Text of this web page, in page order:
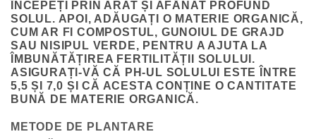
ÎNCEPEȚI PRIN ARAT ȘI AFÂNAT PROFUND
SOLUL. APOI, ADĂUGAȚI O MATERIE ORGANICĂ,
CUM AR FI COMPOSTUL, GUNOIUL DE GRAJD
SAU NISIPUL VERDE, PENTRU A AJUTA LA
ÎMBUNĂTĂȚIREA FERTILITĂȚII SOLULUI.
ASIGURAȚI-VĂ CĂ PH-UL SOLULUI ESTE ÎNTRE
5,5 ȘI 7,0 ȘI CĂ ACESTA CONȚINE O CANTITATE
BUNĂ DE MATERIE ORGANICĂ.
METODE DE PLANTARE